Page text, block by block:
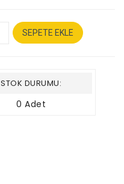
SEPETE EKLE
STOK DURUMU:
0 Adet